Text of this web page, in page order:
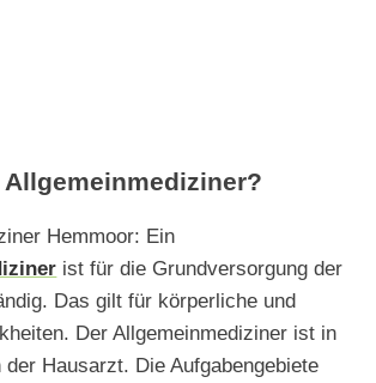
Hemmoor: Ein
ist für die Grundversorgung der
Das gilt für körperliche und
Der Allgemeinmediziner ist in
Hausarzt. Die Aufgabengebiete